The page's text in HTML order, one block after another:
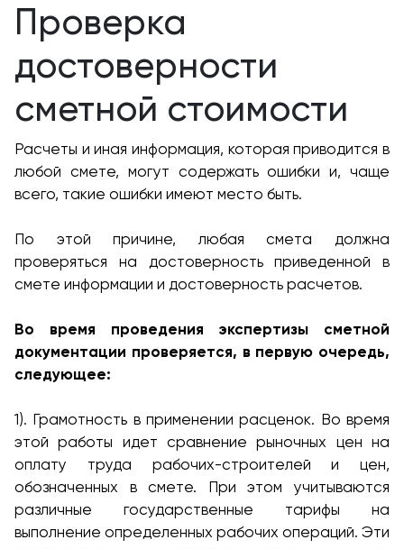
Проверка
достоверности
сметной стоимости
Расчеты и иная информация, которая приводится в
любой смете, могут содержать ошибки и, чаще
всего, такие ошибки имеют место быть.
По этой причине, любая смета должна
проверяться на достоверность приведенной в
смете информации и достоверность расчетов.
Во время проведения экспертизы сметной
документации проверяется, в первую очередь,
следующее:
1). Грамотность в применении расценок. Во время
этой работы идет сравнение рыночных цен на
оплату труда рабочих-строителей и цен,
обозначенных в смете. При этом учитываются
различные государственные тарифы на
выполнение определенных рабочих операций. Эти